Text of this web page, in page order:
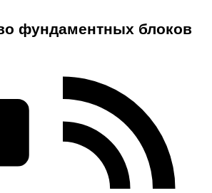
фундаментных блоков